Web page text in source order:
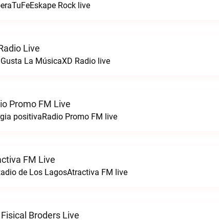
Rock live
Live
La MúsicaXD Radio live
Promo FM Live
positivaRadio Promo FM live
FM Live
de Los LagosAtractiva FM live
Broders Live